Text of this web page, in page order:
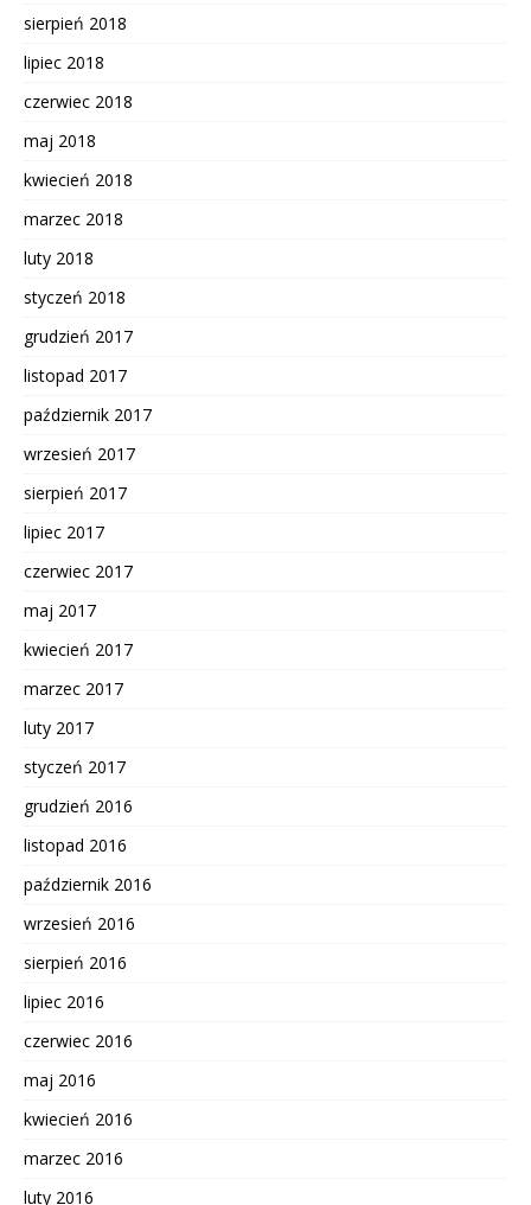
sierpień 2018
lipiec 2018
czerwiec 2018
maj 2018
kwiecień 2018
marzec 2018
luty 2018
styczeń 2018
grudzień 2017
listopad 2017
październik 2017
wrzesień 2017
sierpień 2017
lipiec 2017
czerwiec 2017
maj 2017
kwiecień 2017
marzec 2017
luty 2017
styczeń 2017
grudzień 2016
listopad 2016
październik 2016
wrzesień 2016
sierpień 2016
lipiec 2016
czerwiec 2016
maj 2016
kwiecień 2016
marzec 2016
luty 2016